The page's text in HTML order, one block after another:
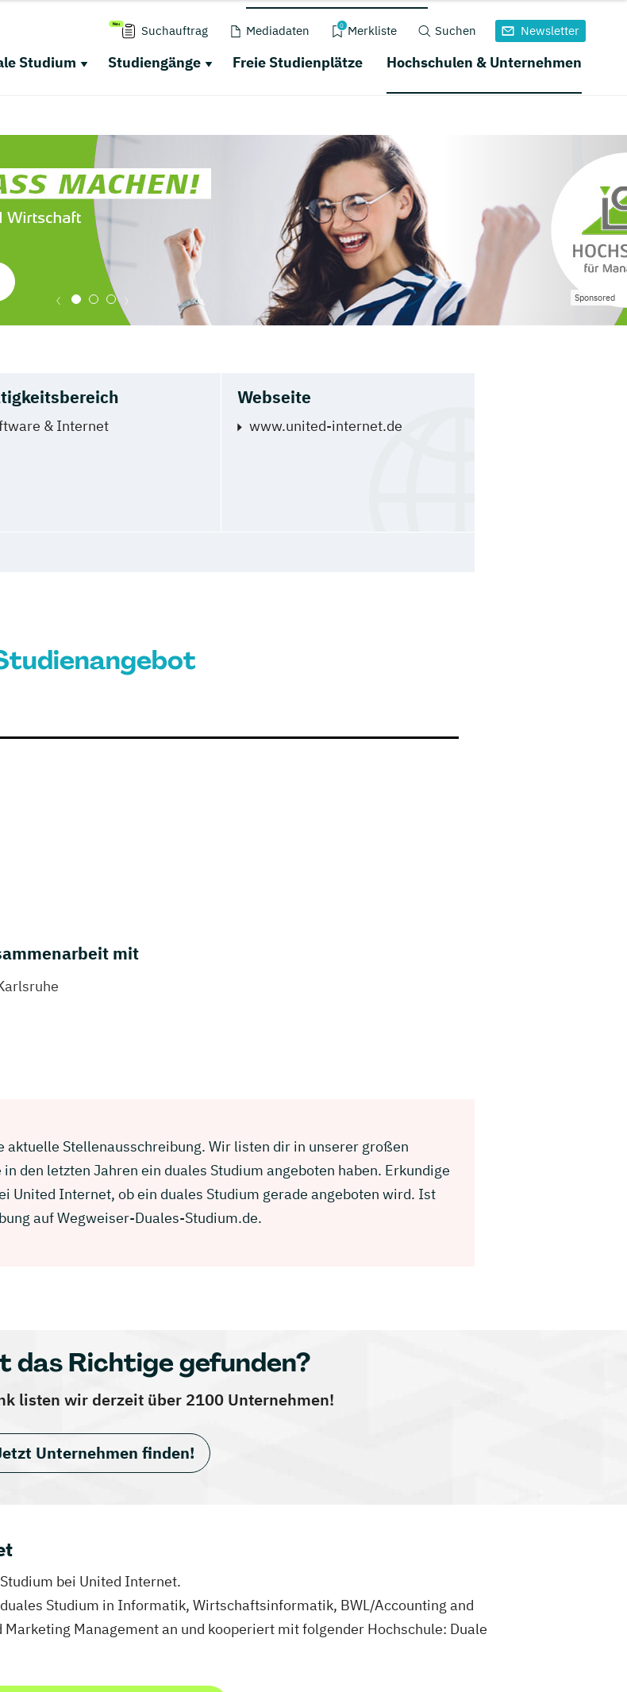
Suchauftrag Mediadaten 0 Merkliste Suchen Newsletter
Studium Studiengänge Freie Studienplätze Hochschulen & Unternehmen
Sponsored
& Internet
Webseite
www.united-internet.de
mit
Stellenausschreibung. Wir listen dir in unserer großen
den letzten Jahren ein duales Studium angeboten haben. Erkundige
United Internet, ob ein duales Studium gerade angeboten wird. Ist
auf Wegweiser-Duales-Studium.de.
das Richtige gefunden?
listen wir derzeit über 2100 Unternehmen!
Unternehmen finden!
bei United Internet.
Studium in Informatik, Wirtschaftsinformatik, BWL/Accounting and
Management an und kooperiert mit folgender Hochschule: Duale